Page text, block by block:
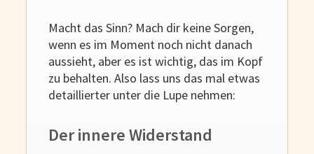
Macht das Sinn? Mach dir keine Sorgen,
wenn es im Moment noch nicht danach
aussieht, aber es ist wichtig, das im Kopf
zu behalten. Also lass uns das mal etwas
detaillierter unter die Lupe nehmen:
Der innere Widerstand